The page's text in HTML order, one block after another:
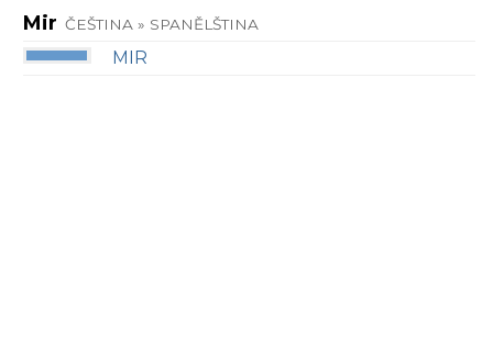
Mir ČEŠTINA » SPANĚLŠTINA
MIR